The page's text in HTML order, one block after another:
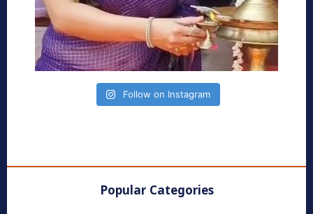
Follow on Instagram
Popular Categories